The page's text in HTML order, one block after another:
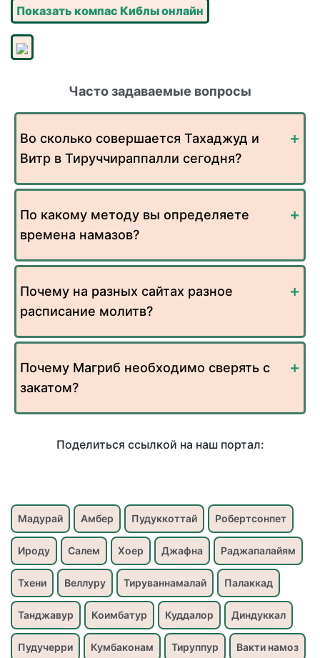
Показать компас Киблы онлайн
Часто задаваемые вопросы
Во сколько совершается Тахаджуд и
Витр в Тируччираппалли сегодня?
По какому методу вы определяете
времена намазов?
Почему на разных сайтах разное
расписание молитв?
Почему Магриб необходимо сверять с
закатом?
Поделиться ссылкой на наш портал:
Мадурай Амбер Пудуккоттай Робертсонпет
Ироду Салем Хоер Джафна Раджапалайям
Тхени Веллуру Тируваннамалай Палаккад
Танджавур Коимбатур Куддалор Диндуккал
Пудучерри Кумбаконам Тируппур Вакти намоз